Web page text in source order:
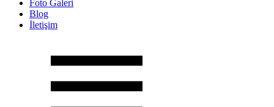
Foto Galeri
Blog
İletişim